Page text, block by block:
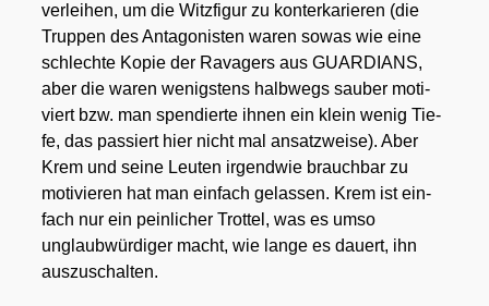
ver­lei­hen, um die Witz­fi­gur zu kon­ter­ka­rie­ren (die
Trup­pen des Ant­ago­nis­ten waren sowas wie eine
schlech­te Kopie der Rava­gers aus GUARDIANS,
aber die waren wenigs­tens halb­wegs sau­ber moti­
viert bzw. man spen­dier­te ihnen ein klein wenig Tie­
fe, das pas­siert hier nicht mal ansatz­wei­se). Aber
Krem und sei­ne Leu­ten irgend­wie brauch­bar zu
moti­vie­ren hat man ein­fach gelas­sen. Krem ist ein­
fach nur ein pein­li­cher Trot­tel, was es umso
unglaub­wür­di­ger macht, wie lan­ge es dau­ert, ihn
aus­zu­schal­ten.